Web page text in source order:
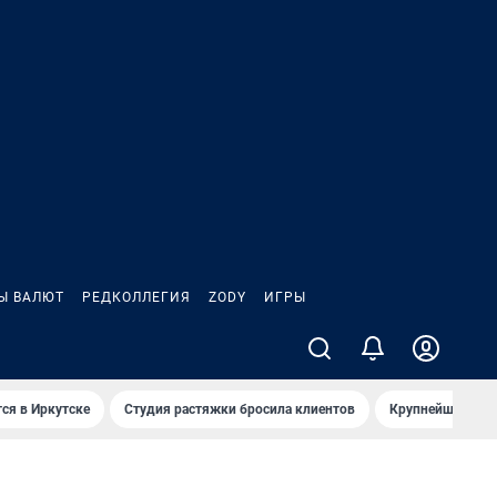
ВАЛЮТ РЕДКОЛЛЕГИЯ ZODY ИГРЫ
в Иркутске Студия растяжки бросила клиентов Крупнейшие